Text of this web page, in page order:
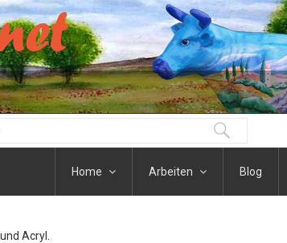
Home Arbeiten Blog
Acryl.